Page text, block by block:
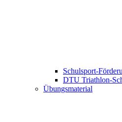
Schulsport-
DTU Triathlon-
Übungsmaterial